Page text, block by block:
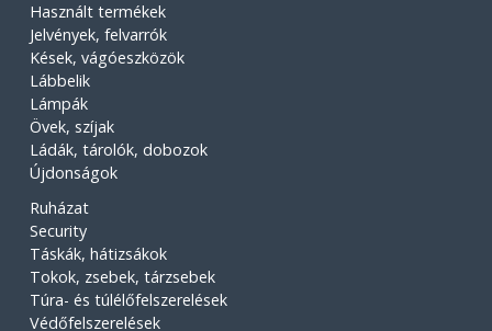
Használt termékek
Jelvények, felvarrók
Kések, vágóeszközök
Lábbelik
Lámpák
Övek, szíjak
Ládák, tárolók, dobozok
Újdonságok
Ruházat
Security
Táskák, hátizsákok
Tokok, zsebek, tárzsebek
Túra- és túlélőfelszerelések
Védőfelszerelések